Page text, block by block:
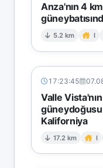
Anza'nın 4
5.2 km I
17:23:45
Valle
Kaliforniya
17.2 km I